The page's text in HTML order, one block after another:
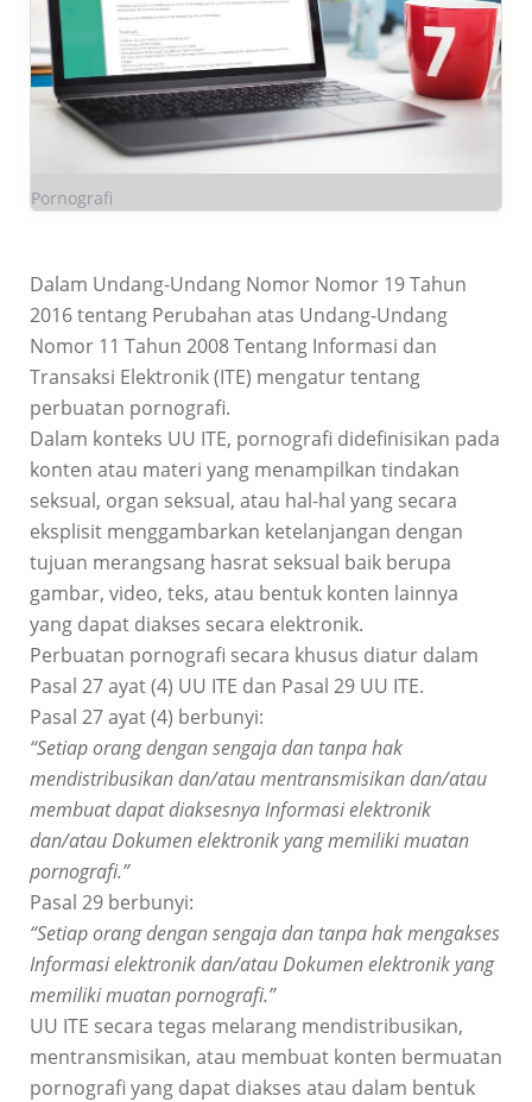
Pornografi
Dalam Undang-Undang Nomor Nomor 19 Tahun
2016 tentang Perubahan atas Undang-Undang
Nomor 11 Tahun 2008 Tentang Informasi dan
Transaksi Elektronik (ITE) mengatur tentang
perbuatan pornografi.
Dalam konteks UU ITE, pornografi didefinisikan pada
konten atau materi yang menampilkan tindakan
seksual, organ seksual, atau hal-hal yang secara
eksplisit menggambarkan ketelanjangan dengan
tujuan merangsang hasrat seksual baik berupa
gambar, video, teks, atau bentuk konten lainnya
yang dapat diakses secara elektronik.
Perbuatan pornografi secara khusus diatur dalam
Pasal 27 ayat (4) UU ITE dan Pasal 29 UU ITE.
Pasal 27 ayat (4) berbunyi:
“Setiap orang dengan sengaja dan tanpa hak
mendistribusikan dan/atau mentransmisikan dan/atau
membuat dapat diaksesnya Informasi elektronik
dan/atau Dokumen elektronik yang memiliki muatan
pornografi.”
Pasal 29 berbunyi:
“Setiap orang dengan sengaja dan tanpa hak mengakses
Informasi elektronik dan/atau Dokumen elektronik yang
memiliki muatan pornografi.”
UU ITE secara tegas melarang mendistribusikan,
mentransmisikan, atau membuat konten bermuatan
pornografi yang dapat diakses atau dalam bentuk